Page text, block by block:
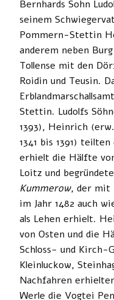
Bernhards Sohn
seinem
Pommern-Stettin
anderem neben
Tollense mit den
Roidin und Teusin.
Stettin. Ludolfs
1393), Heinrich
1341 bis 1391)
erhielt die Hälfte
Loitz und
Kummerow, der mit
im Jahr 1482 auch
als Lehen erhielt.
von Osten und die
Schloss- und Kirch-
Kleinluckow,
Nachfahren
Werle die Vogtei